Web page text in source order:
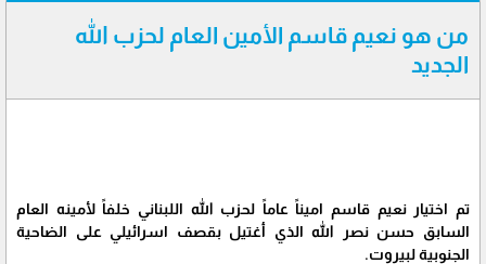
من هو نعيم قاسم الأمين العام لحزب الله
الجديد
تم اختيار نعيم قاسم اميناً عاماً لحزب الله اللبناني خلفاً لأمينه العام
السابق حسن نصر الله الذي أغتيل بقصف اسرائيلي على الضاحية
الجنوبية لبيروت.